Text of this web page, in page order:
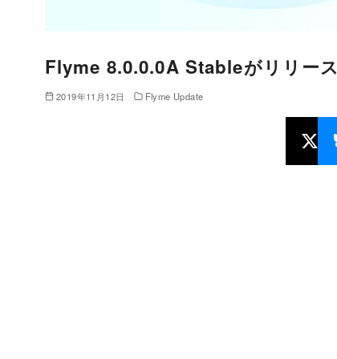
Flyme 8.0.0.0A Stableがリリース
2019年11月12日 Flyme Update